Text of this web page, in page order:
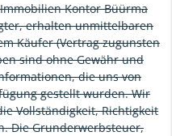
Kontor Büürma
erhalten unmittelbaren
Käufer (Vertrag zugunsten
sind ohne Gewähr und
die uns von
gestellt wurden. Wir
Vollständigkeit, Richtigkeit
Die Grunderwerbsteuer,